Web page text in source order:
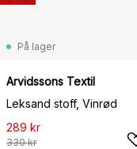
På lager
Arvidssons Textil
Leksand stoff, Vinrød
289 kr
330 kr